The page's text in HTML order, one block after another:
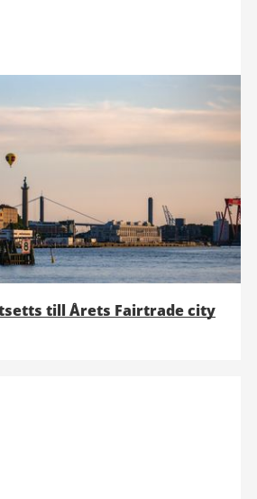
till Årets Fairtrade city